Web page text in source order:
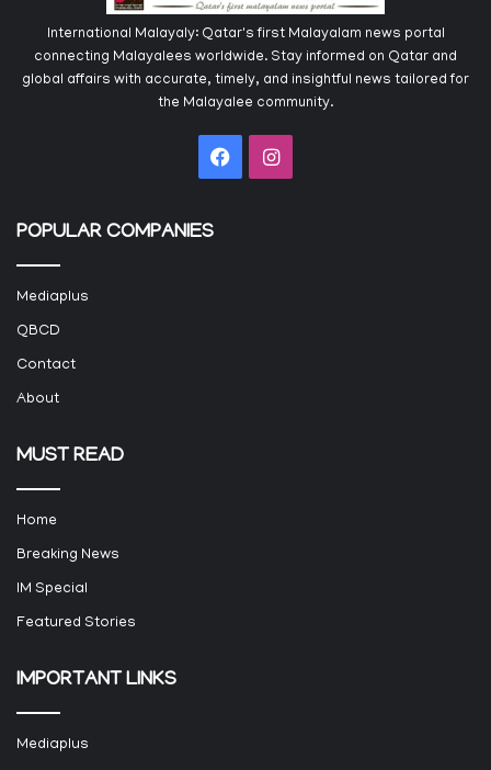
International Malayaly: Qatar's first Malayalam news portal
connecting Malayalees worldwide. Stay informed on Qatar and
global affairs with accurate, timely, and insightful news tailored for
the Malayalee community.
FacebookInstagram
POPULAR COMPANIES
Mediaplus
QBCD
Contact
About
MUST READ
Home
Breaking News
IM Special
Featured Stories
IMPORTANT LINKS
Mediaplus